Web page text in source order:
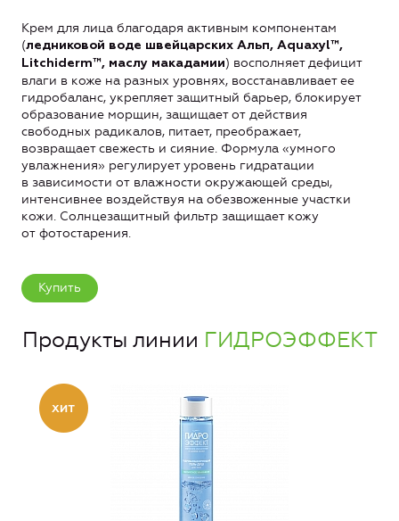
Крем для лица благодаря активным компонентам
(ледниковой воде швейцарских Альп, Aquaxyl™,
Litchiderm™, маслу макадамии) восполняет дефицит
влаги в коже на разных уровнях, восстанавливает ее
гидробаланс, укрепляет защитный барьер, блокирует
образование морщин, защищает от действия
свободных радикалов, питает, преображает,
возвращает свежесть и сияние. Формула «умного
увлажнения» регулирует уровень гидратации
в зависимости от влажности окружающей среды,
интенсивнее воздействуя на обезвоженные участки
кожи. Солнцезащитный фильтр защищает кожу
от фотостарения.
Купить
Продукты линии ГИДРОЭФФЕКТ